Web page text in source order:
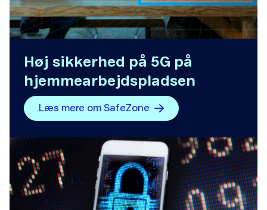
Høj sikkerhed på 5G på
hjemmearbejdspladsen
Læs mere om SafeZone